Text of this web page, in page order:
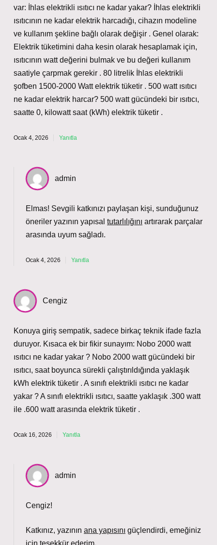
var: İhlas elektrikli ısıtıcı ne kadar yakar? İhlas elektrikli
ısıtıcının ne kadar elektrik harcadığı, cihazın modeline
ve kullanım şekline bağlı olarak değişir . Genel olarak:
Elektrik tüketimini daha kesin olarak hesaplamak için,
ısıtıcının watt değerini bulmak ve bu değeri kullanım
saatiyle çarpmak gerekir . 80 litrelik İhlas elektrikli
şofben 1500-2000 Watt elektrik tüketir . 500 watt ısıtıcı
ne kadar elektrik harcar? 500 watt gücündeki bir ısıtıcı,
saatte 0, kilowatt saat (kWh) elektrik tüketir .
Ocak 4, 2026 Yanıtla
admin
Elmas! Sevgili katkınızı paylaşan kişi, sunduğunuz
öneriler yazının yapısal tutarlılığını artırarak parçalar
arasında uyum sağladı.
Ocak 4, 2026 Yanıtla
Cengiz
Konuya giriş sempatik, sadece birkaç teknik ifade fazla
duruyor. Kısaca ek bir fikir sunayım: Nobo 2000 watt
ısıtıcı ne kadar yakar ? Nobo 2000 watt gücündeki bir
ısıtıcı, saat boyunca sürekli çalıştırıldığında yaklaşık
kWh elektrik tüketir . A sınıfı elektrikli ısıtıcı ne kadar
yakar ? A sınıfı elektrikli ısıtıcı, saatte yaklaşık .300 watt
ile .600 watt arasında elektrik tüketir .
Ocak 16, 2026 Yanıtla
admin
Cengiz!
Katkınız, yazının ana yapısını güçlendirdi, emeğiniz
için teşekkür ederim.